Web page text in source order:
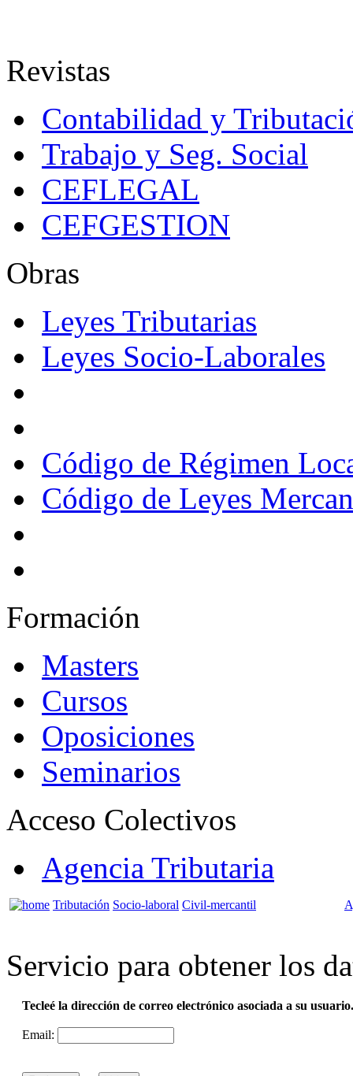
Revistas
Contabilidad y
Trabajo y Seg. Social
CEFLEGAL
CEFGESTION
Obras
Leyes Tributarias
Leyes Socio-Laborales
Código de Régimen
Código de Leyes
Formación
Masters
Cursos
Oposiciones
Seminarios
Acceso Colectivos
Agencia Tributaria
Tributación Socio-laboral Civil-mercantil
Servicio para obtener los
Tecleé la dirección de correo electrónico asociada a su usuario.
Email: